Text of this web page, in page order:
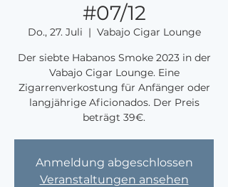
#07/12
Do., 27. Juli
  |
Vabajo Cigar Lounge
Der siebte Habanos Smoke 2023 in der
Vabajo Cigar Lounge. Eine
Zigarrenverkostung für Anfänger oder
langjährige Aficionados. Der Preis
beträgt 39€.
Anmeldung abgeschlossen
Veranstaltungen ansehen